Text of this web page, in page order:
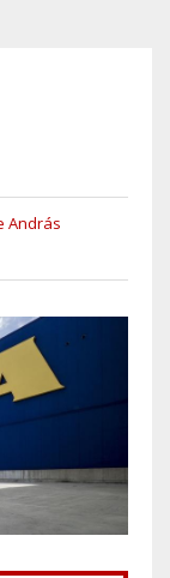
András